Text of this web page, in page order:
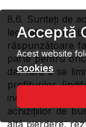
8.6. Sunteți de
legislația
răspunzătoare
parte pentru
dar fără a se
profiturilor
indirect),
achizițiilor de
altă pierdere,
Acceptă
Acest website
cookies